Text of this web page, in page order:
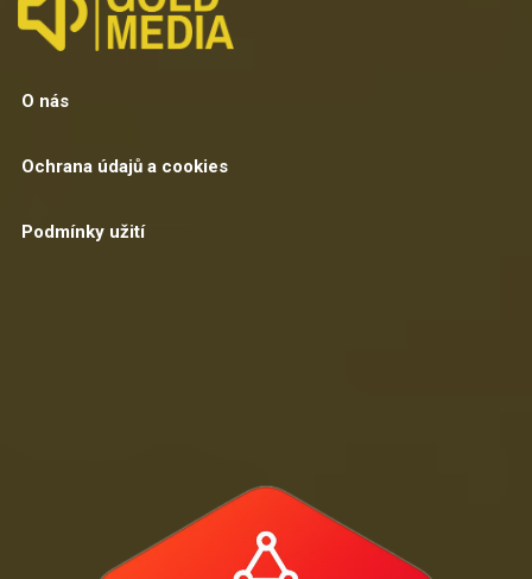
O nás
Ochrana údajů a cookies
Podmínky užití